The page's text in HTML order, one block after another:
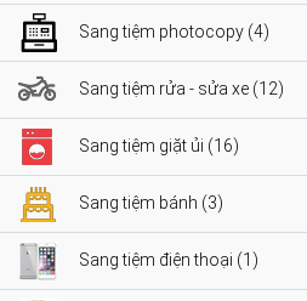
Sang tiệm photocopy (4)
Sang tiệm rửa - sửa xe (12)
Sang tiệm giặt ủi (16)
Sang tiệm bánh (3)
Sang tiệm điện thoại (1)